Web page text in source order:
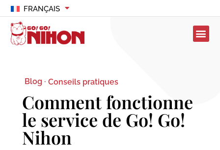
FRANÇAIS
Blog · Conseils pratiques
Comment fonctionne
le service de Go! Go!
Nihon